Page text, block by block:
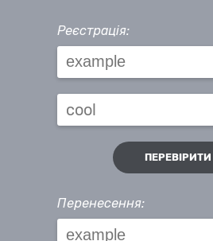
Реєстрація:
ПЕРЕВІРИТИ
Перенесення: